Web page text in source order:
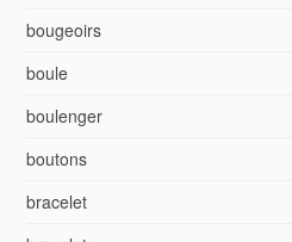
bougeoirs
boule
boulenger
boutons
bracelet